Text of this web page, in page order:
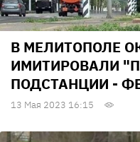
В МЕЛИТОПОЛЕ
ИМИТИРОВАЛИ
ПОДСТАНЦИИ -
13 Мая 2023 16:15